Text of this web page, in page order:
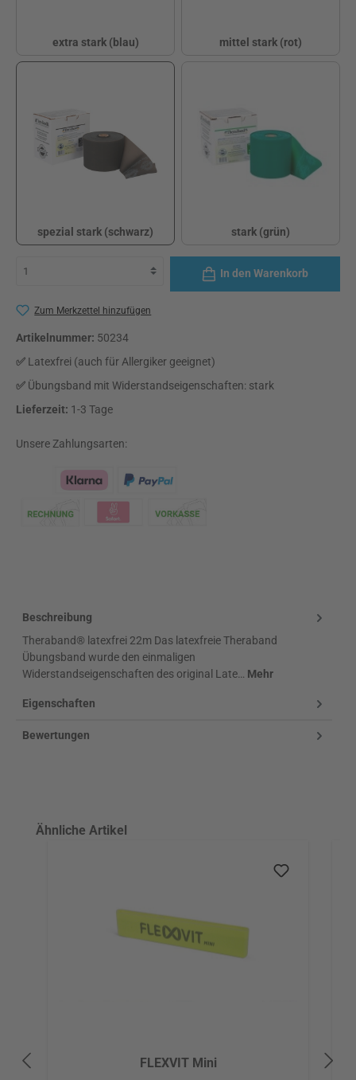
extra stark (blau)
extra stark (blau)
mittel stark (rot)
spezial stark (schwarz)
spezial stark (schwarz)
stark (grün)
stark (grün)
In den Warenkorb
Zum Merkzettel hinzufügen
Artikelnummer: 50234
✅ Latexfrei (auch für Allergiker geeignet)
✅ Übungsband mit Widerstandseigenschaften: stark
Lieferzeit: 1-3 Tage
Unsere Zahlungsarten:
Beschreibung
Theraband® latexfrei 22m Das latexfreie Theraband
Übungsband wurde den einmaligen
Widerstandseigenschaften des original Late… Mehr
Eigenschaften
Bewertungen
Produktgalerie überspringen
Ähnliche Artikel
FLEXVIT Mini